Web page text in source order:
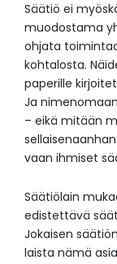
Säätiö ei
muodostama
ohjata
kohtalosta.
paperille
Ja
– eikä mitään
vaan ihmiset
Säätiölain
edistettävä
Jokaisen
laista nämä